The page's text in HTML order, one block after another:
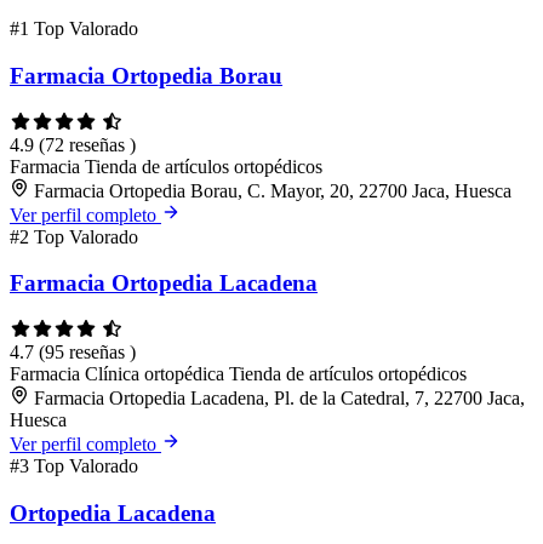
#1 Top Valorado
Farmacia Ortopedia Borau
4.9 (72 reseñas )
Farmacia Tienda de artículos ortopédicos
Farmacia Ortopedia Borau, C. Mayor, 20, 22700 Jaca, Huesca
Ver perfil completo
#2 Top Valorado
Farmacia Ortopedia Lacadena
4.7 (95 reseñas )
Farmacia Clínica ortopédica Tienda de artículos ortopédicos
Farmacia Ortopedia Lacadena, Pl. de la Catedral, 7, 22700 Jaca,
Huesca
Ver perfil completo
#3 Top Valorado
Ortopedia Lacadena